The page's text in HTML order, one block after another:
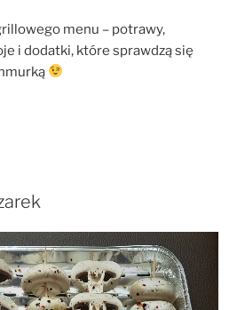
menu – potrawy,
i dodatki, które sprawdzą się